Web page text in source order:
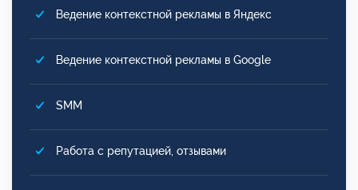
Ведение контекстной рекламы в Яндекс
Ведение контекстной рекламы в Google
SMM
Работа с репутацией, отзывами